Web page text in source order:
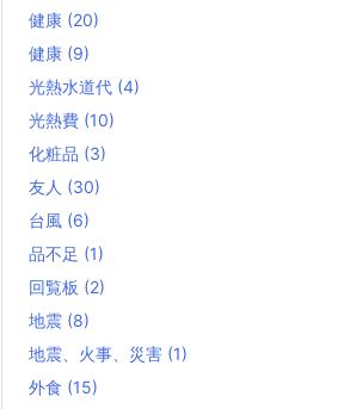
健康 (20)
健康 (9)
光熱水道代 (4)
光熱費 (10)
化粧品 (3)
友人 (30)
台風 (6)
品不足 (1)
回覧板 (2)
地震 (8)
地震、火事、災害 (1)
外食 (15)